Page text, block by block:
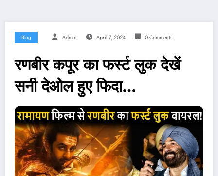
Blog Admin April 7, 2024 0 Comments
रणबीर कपूर का फर्स्ट लुक देखें
सनी देओल हुए फिदा…